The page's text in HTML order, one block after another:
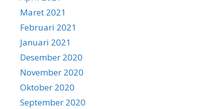
Maret 2021
Februari 2021
Januari 2021
Desember 2020
November 2020
Oktober 2020
September 2020